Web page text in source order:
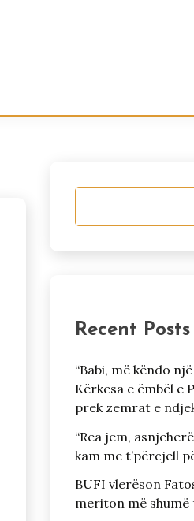
Recent Posts
“Babi, më këndo
Kërkesa e ëmbël e
prek zemrat e
“Rea jem,
kam me t’përcjell
BUFI vlerëson
meriton më shumë